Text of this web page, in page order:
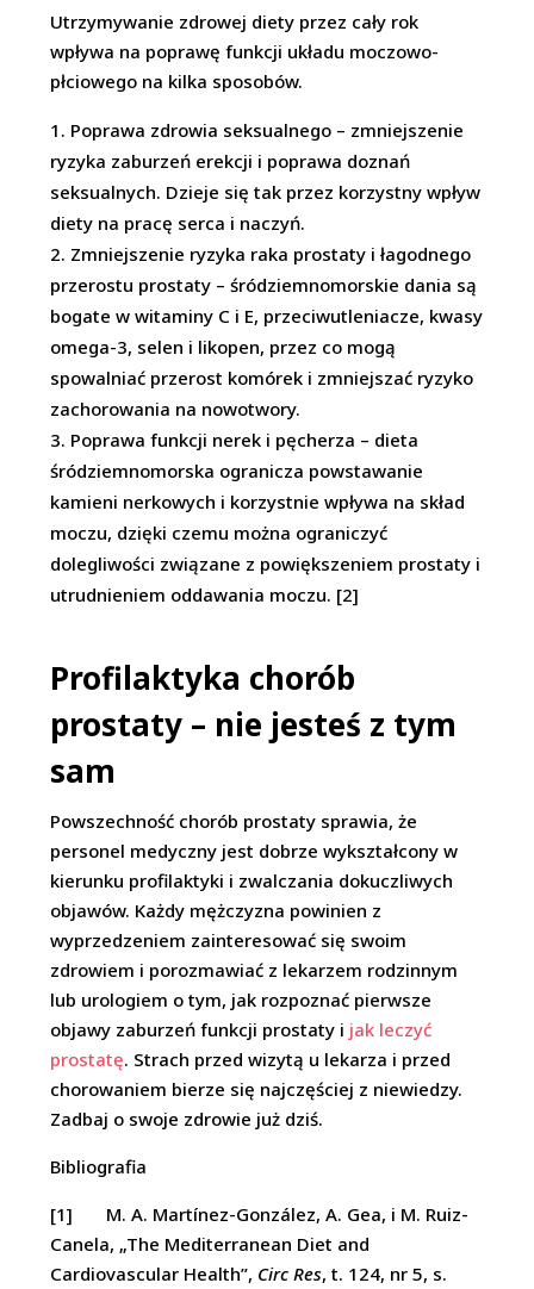
Utrzymywanie zdrowej diety przez cały rok
wpływa na poprawę funkcji układu moczowo-
płciowego na kilka sposobów.
Poprawa zdrowia seksualnego – zmniejszenie
ryzyka zaburzeń erekcji i poprawa doznań
seksualnych. Dzieje się tak przez korzystny wpływ
diety na pracę serca i naczyń.
Zmniejszenie ryzyka raka prostaty i łagodnego
przerostu prostaty – śródziemnomorskie dania są
bogate w witaminy C i E, przeciwutleniacze, kwasy
omega-3, selen i likopen, przez co mogą
spowalniać przerost komórek i zmniejszać ryzyko
zachorowania na nowotwory.
Poprawa funkcji nerek i pęcherza – dieta
śródziemnomorska ogranicza powstawanie
kamieni nerkowych i korzystnie wpływa na skład
moczu, dzięki czemu można ograniczyć
dolegliwości związane z powiększeniem prostaty i
utrudnieniem oddawania moczu. [2]
Profilaktyka chorób
prostaty – nie jesteś z tym
sam
Powszechność chorób prostaty sprawia, że
personel medyczny jest dobrze wykształcony w
kierunku profilaktyki i zwalczania dokuczliwych
objawów. Każdy mężczyzna powinien z
wyprzedzeniem zainteresować się swoim
zdrowiem i porozmawiać z lekarzem rodzinnym
lub urologiem o tym, jak rozpoznać pierwsze
objawy zaburzeń funkcji prostaty i jak leczyć
prostatę. Strach przed wizytą u lekarza i przed
chorowaniem bierze się najczęściej z niewiedzy.
Zadbaj o swoje zdrowie już dziś.
Bibliografia
[1] M. A. Martínez-González, A. Gea, i M. Ruiz-
Canela, „The Mediterranean Diet and
Cardiovascular Health”, Circ Res, t. 124, nr 5, s.